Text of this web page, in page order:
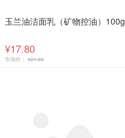
玉兰油洁面乳（矿物控油）100g
¥17.80
市场价： ¥21.36